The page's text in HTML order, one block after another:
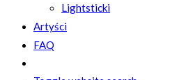
Lightsticki
Artyści
FAQ